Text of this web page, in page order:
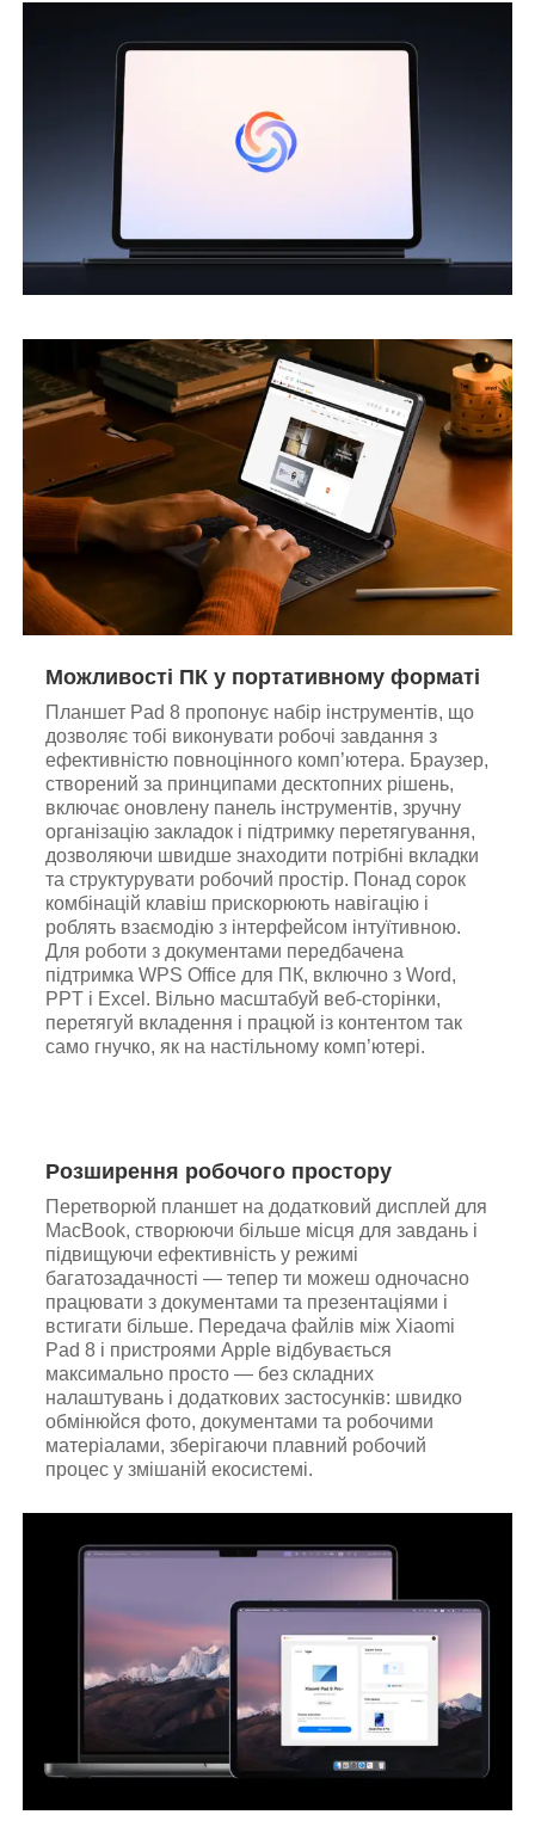
Можливості ПК у портативному форматі
Планшет Pad 8 пропонує набір інструментів, що
дозволяє тобі виконувати робочі завдання з
ефективністю повноцінного комп’ютера. Браузер,
створений за принципами десктопних рішень,
включає оновлену панель інструментів, зручну
організацію закладок і підтримку перетягування,
дозволяючи швидше знаходити потрібні вкладки
та структурувати робочий простір. Понад сорок
комбінацій клавіш прискорюють навігацію і
роблять взаємодію з інтерфейсом інтуїтивною.
Для роботи з документами передбачена
підтримка WPS Office для ПК, включно з Word,
PPT і Excel. Вільно масштабуй веб-сторінки,
перетягуй вкладення і працюй із контентом так
само гнучко, як на настільному комп’ютері.
Розширення робочого простору
Перетворюй планшет на додатковий дисплей для
MacBook, створюючи більше місця для завдань і
підвищуючи ефективність у режимі
багатозадачності — тепер ти можеш одночасно
працювати з документами та презентаціями і
встигати більше. Передача файлів між Xiaomi
Pad 8 і пристроями Apple відбувається
максимально просто — без складних
налаштувань і додаткових застосунків: швидко
обмінюйся фото, документами та робочими
матеріалами, зберігаючи плавний робочий
процес у змішаній екосистемі.